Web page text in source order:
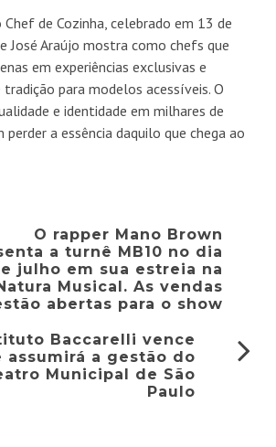
de Cozinha, celebrado em 13 de
José Araújo mostra como chefs que
em experiências exclusivas e
para modelos acessíveis. O
e identidade em milhares de
perder a essência daquilo que chega ao
O rapper Mano Brown
a turnê MB10 no dia
julho em sua estreia na
Musical. As vendas
abertas para o show
Baccarelli vence
assumirá a gestão do
Municipal de São
Paulo